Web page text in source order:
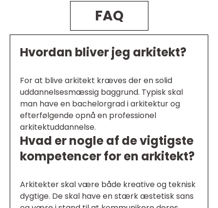
FAQ
Hvordan bliver jeg arkitekt?
For at blive arkitekt kræves der en solid
uddannelsesmæssig baggrund. Typisk skal
man have en bachelorgrad i arkitektur og
efterfølgende opnå en professionel
arkitektuddannelse.
Hvad er nogle af de vigtigste
kompetencer for en arkitekt?
Arkitekter skal være både kreative og teknisk
dygtige. De skal have en stærk æstetisk sans